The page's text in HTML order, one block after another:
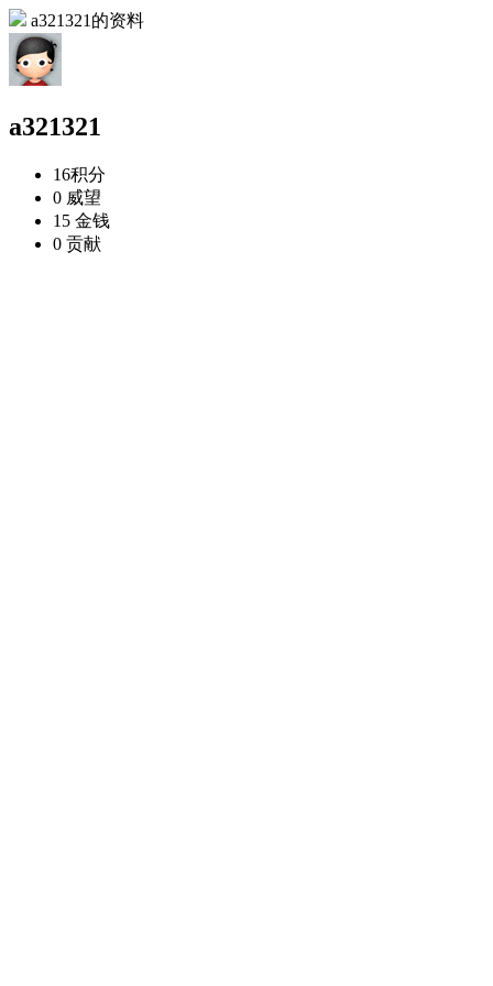
a321321的资料
a321321
16积分
0 威望
15 金钱
0 贡献